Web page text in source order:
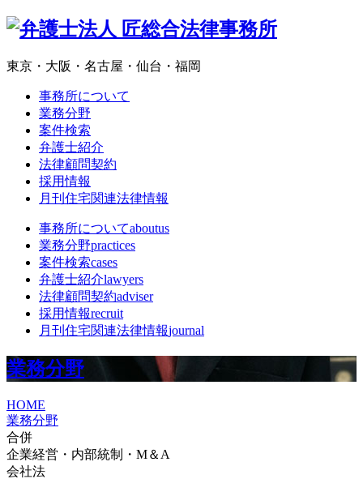
東京・大阪・名古屋・仙台・福岡
事務所について
業務分野
案件検索
弁護士紹介
法律顧問契約
採用情報
月刊住宅関連法律情報
事務所についてaboutus
業務分野practices
案件検索cases
弁護士紹介lawyers
法律顧問契約adviser
採用情報recruit
月刊住宅関連法律情報journal
業務分野
HOME
業務分野
合併
企業経営・内部統制・M＆A
会社法